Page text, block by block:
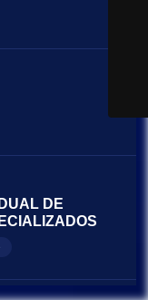
DE